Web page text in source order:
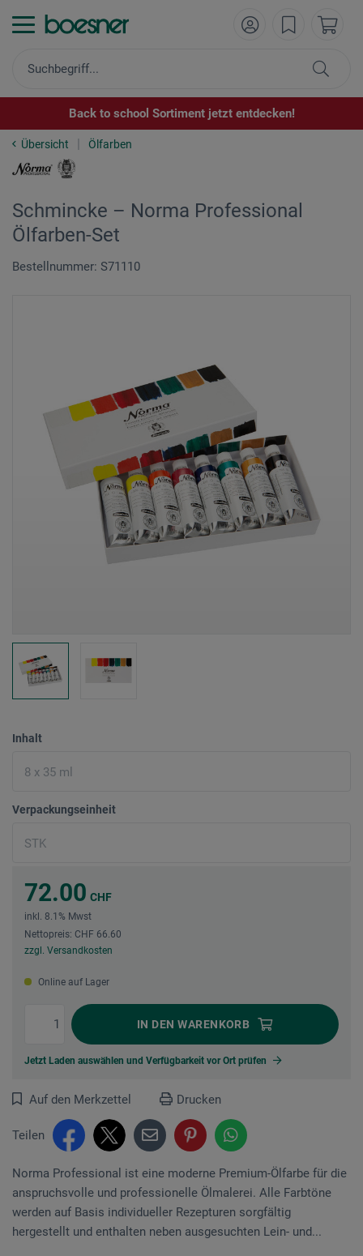
Back to school Sortiment jetzt entdecken!
Übersicht Ölfarben
Schmincke – Norma Professional
Ölfarben-Set
Bestellnummer: S71110
Inhalt
Verpackungseinheit
72.00 CHF
inkl. 8.1% Mwst
Nettopreis: CHF 66.60
zzgl. Versandkosten
Online auf Lager
IN DEN WARENKORB
Jetzt Laden auswählen und Verfügbarkeit vor Ort prüfen
Auf den Merkzettel Drucken
Teilen
Norma Professional ist eine moderne Premium-Ölfarbe für die
anspruchsvolle und professionelle Ölmalerei. Alle Farbtöne
werden auf Basis individueller Rezepturen sorgfältig
hergestellt und enthalten neben ausgesuchten Lein- und...